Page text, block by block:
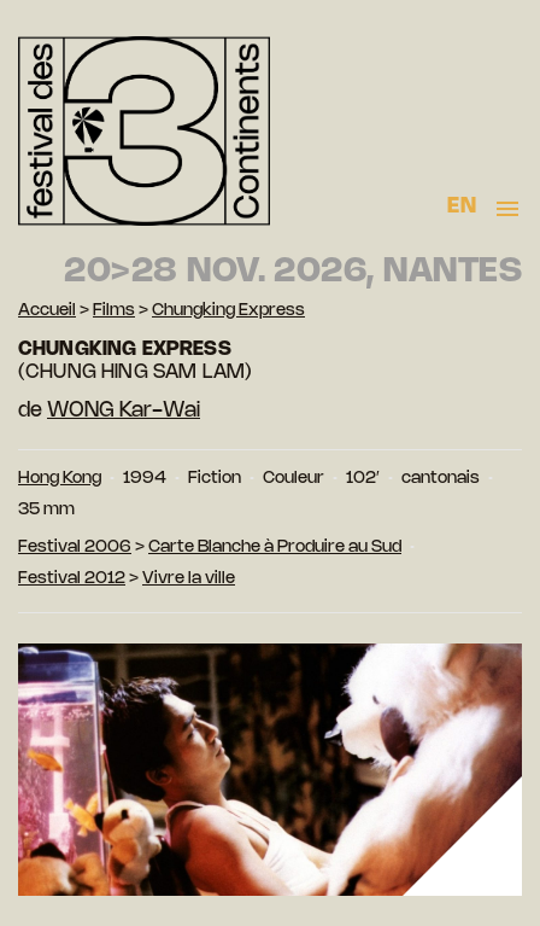
EN
20>28 NOV. 2026, NANTES
Accueil > Films > Chungking Express
CHUNGKING EXPRESS
(CHUNG HING SAM LAM)
de WONG Kar-Wai
Hong Kong 1994 Fiction Couleur 102′
cantonais
35 mm
Festival 2006 > Carte Blanche à Produire au Sud
Festival 2012 > Vivre la ville